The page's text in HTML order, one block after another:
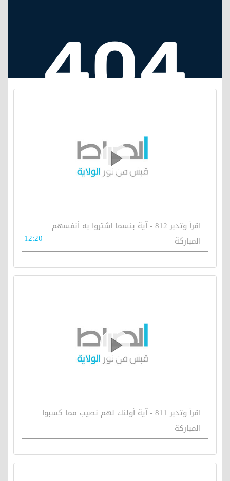
اقرأ وتدبر 812 - آية بئسما اشتروا به أنفسهم
المباركة
12:20
اقرأ وتدبر 811 - آية أولئك لهم نصيب مما كسبوا
المباركة